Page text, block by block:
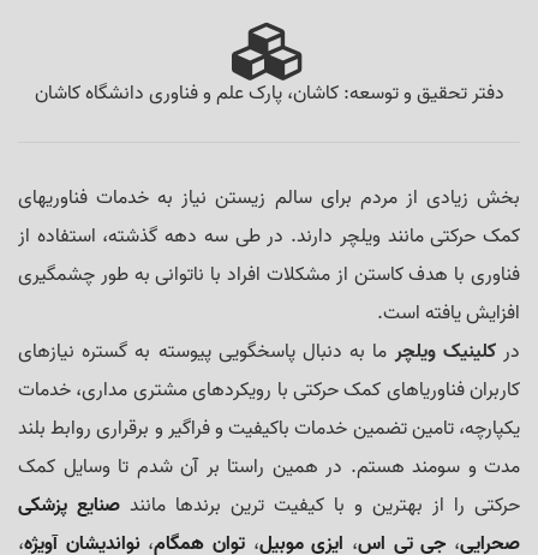
دفتر تحقیق و توسعه: کاشان، پارک علم و فناوری دانشگاه کاشان
بخش زیادی از مردم برای سالم زیستن نیاز به خدمات فناوریهای
کمک حرکتی مانند ویلچر دارند. در طی سه دهه گذشته، استفاده از
فناوری با هدف کاستن از مشکلات افراد با ناتوانی به طور چشمگیری
افزایش یافته است.
درکلینیک ویلچرما به دنبال پاسخگویی پیوسته به گستره نیازهای
کاربران فناوریاهای کمک حرکتی با رویکردهای مشتری مداری، خدمات
یکپارچه، تامین تضمین خدمات باکیفیت و فراگیر و برقراری روابط بلند
مدت و سومند هستم. در همین راستا بر آن شدم تا وسایل کمک
حرکتی را از بهترین و با کیفیت ترین برند‌ها مانند صنایع پزشکی
صحرایی، جی تی اس، ایزی موبیل، توان همگام،نواندیشان آویژه،